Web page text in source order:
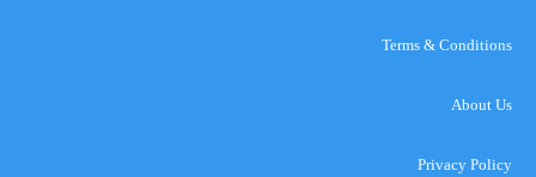
Terms & Conditions
About Us
Privacy Policy